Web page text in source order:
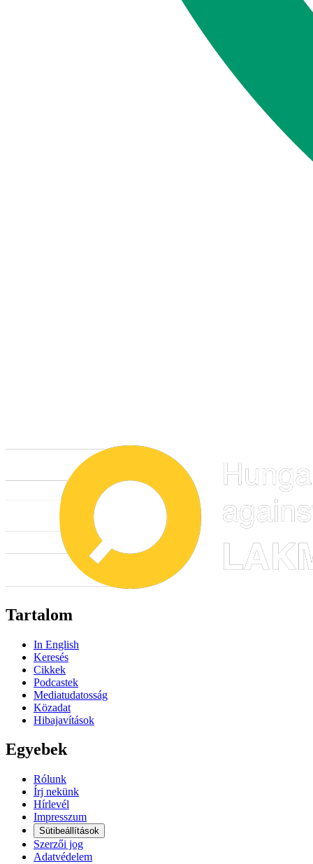
Tartalom
In English
Keresés
Cikkek
Podcastek
Mediatudatosság
Közadat
Hibajavítások
Egyebek
Rólunk
Írj nekünk
Hírlevél
Impresszum
Sütibeállítások
Szerzői jog
Adatvédelem